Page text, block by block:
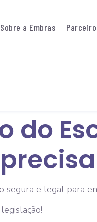
Sobre a Embras
do
segura e legal para